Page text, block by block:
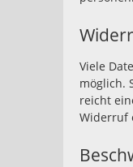
Viele
möglich.
reicht
Widerruf